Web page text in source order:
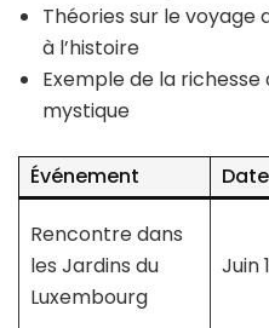
Théories sur le
à l’histoire
Exemple de la richesse
mystique
Événement Date
Rencontre dans
les Jardins du
Luxembourg
Juin